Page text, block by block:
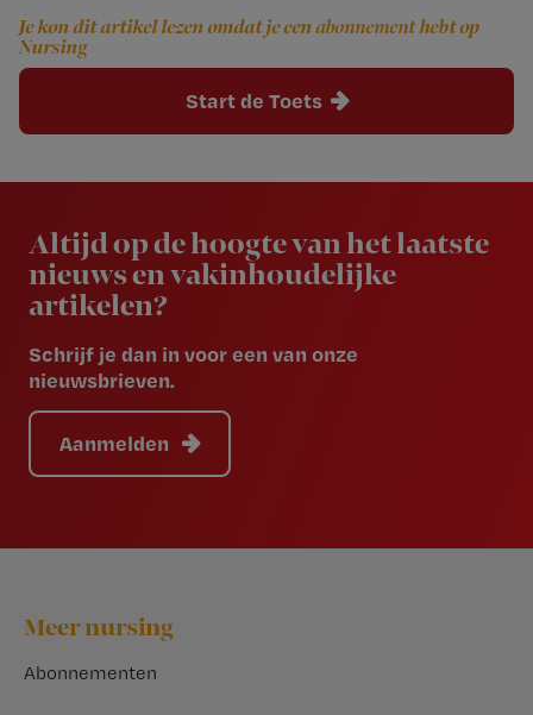
Je kon dit artikel lezen omdat je eenabonnementhebt op
Nursing
Start de Toets
Altijd op de hoogte van het laatste
nieuws en vakinhoudelijke
artikelen?
Schrijf je dan in voor een van onze
nieuwsbrieven.
Aanmelden
Footer
Meer nursing
Abonnementen